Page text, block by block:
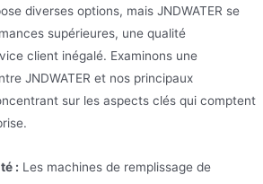
diverses options, mais JNDWATER se
supérieures, une qualité
client inégalé. Examinons une
JNDWATER et nos principaux
sur les aspects clés qui comptent
: Les machines de remplissage de